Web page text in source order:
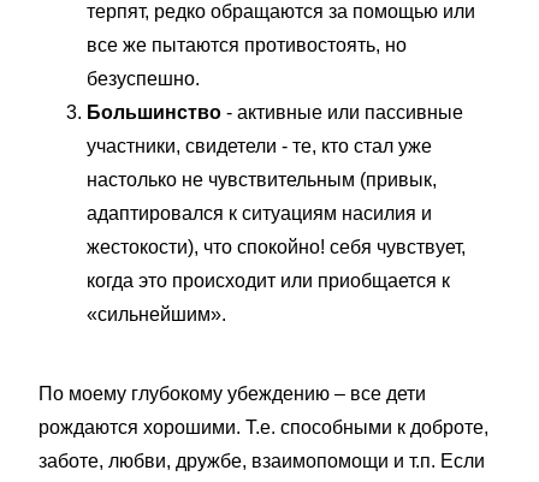
терпят, редко обращаются за помощью или
все же пытаются противостоять, но
безуспешно.
Большинство - активные или пассивные
участники, свидетели - те, кто стал уже
настолько не чувствительным (привык,
адаптировался к ситуациям насилия и
жестокости), что спокойно! себя чувствует,
когда это происходит или приобщается к
«сильнейшим».
По моему глубокому убеждению – все дети
рождаются хорошими. Т.е. способными к доброте,
заботе, любви, дружбе, взаимопомощи и т.п. Если